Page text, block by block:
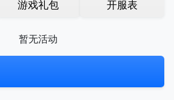
游戏礼包 开服表
暂无活动